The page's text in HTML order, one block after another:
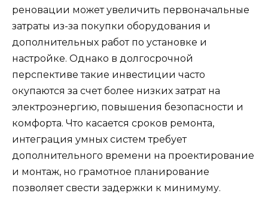
реновации может увеличить первоначальные
затраты из-за покупки оборудования и
дополнительных работ по установке и
настройке. Однако в долгосрочной
перспективе такие инвестиции часто
окупаются за счет более низких затрат на
электроэнергию, повышения безопасности и
комфорта. Что касается сроков ремонта,
интеграция умных систем требует
дополнительного времени на проектирование
и монтаж, но грамотное планирование
позволяет свести задержки к минимуму.